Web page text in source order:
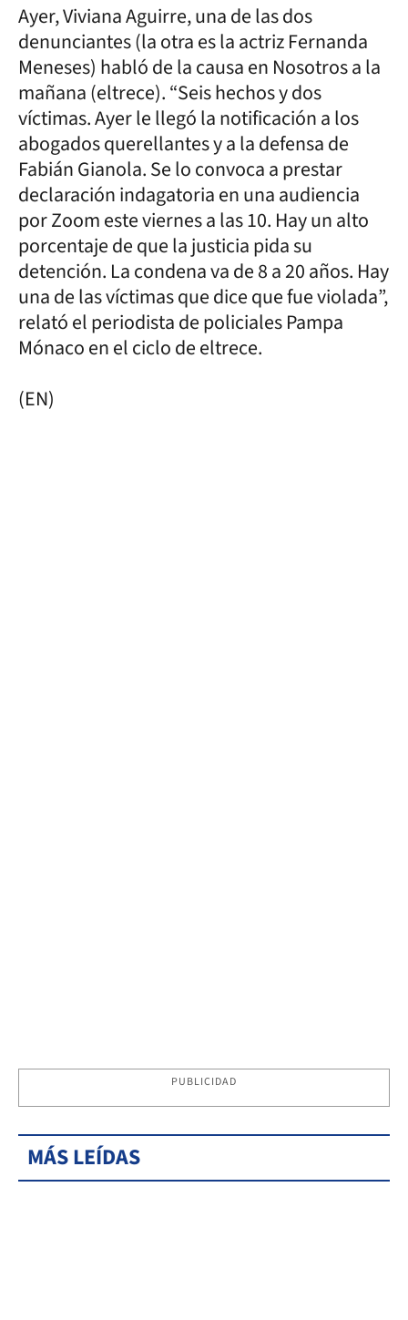
Ayer, Viviana Aguirre, una de las dos
denunciantes (la otra es la actriz Fernanda
Meneses) habló de la causa en Nosotros a la
mañana (eltrece). “Seis hechos y dos
víctimas. Ayer le llegó la notificación a los
abogados querellantes y a la defensa de
Fabián Gianola. Se lo convoca a prestar
declaración indagatoria en una audiencia
por Zoom este viernes a las 10. Hay un alto
porcentaje de que la justicia pida su
detención. La condena va de 8 a 20 años. Hay
una de las víctimas que dice que fue violada”,
relató el periodista de policiales Pampa
Mónaco en el ciclo de eltrece.
(EN)
PUBLICIDAD
MÁS LEÍDAS